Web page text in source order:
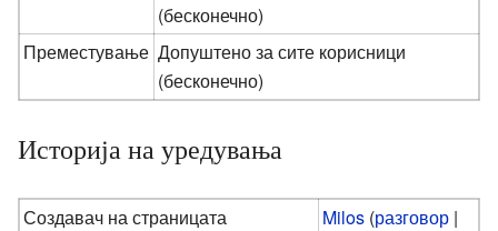
(бесконечно)
Преместување Допуштено за сите корисници
(бесконечно)
Историја на уредувања
Создавач на страницата Milos (разговор |